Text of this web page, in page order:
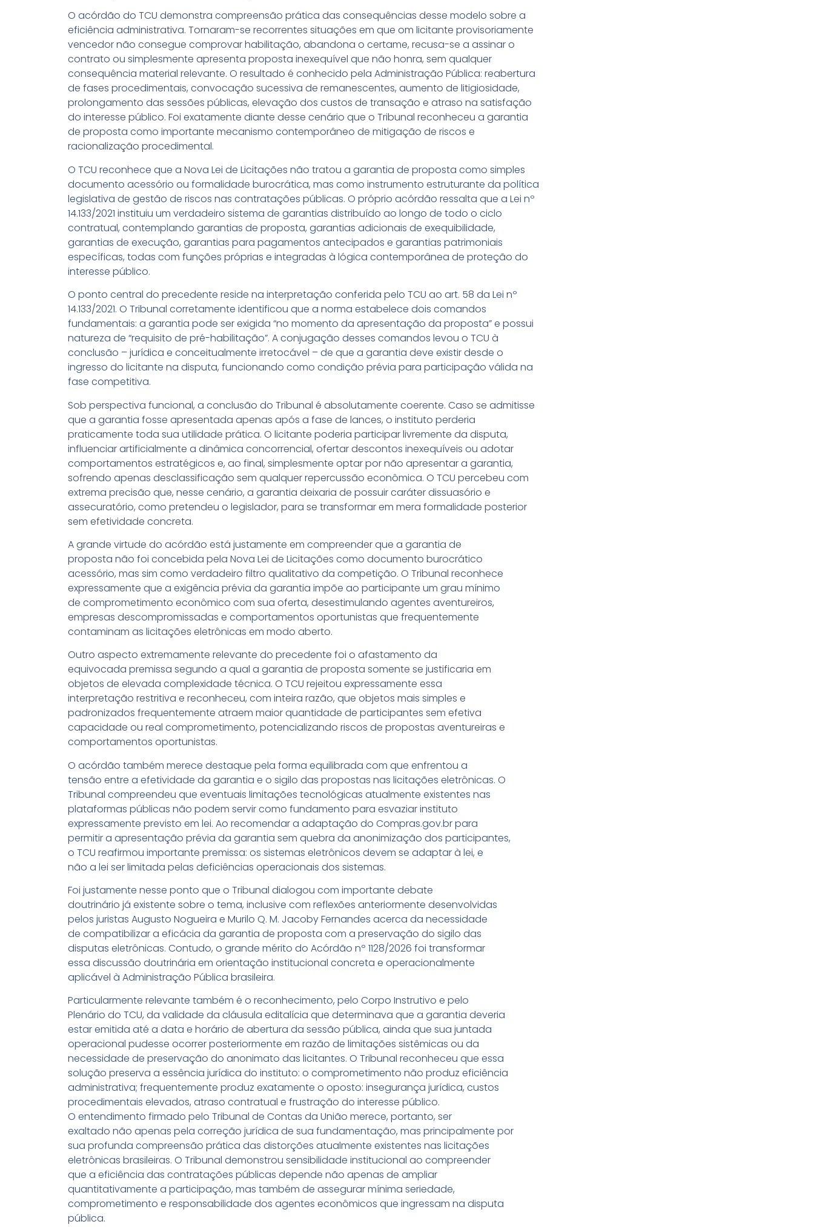
O acórdão do TCU demonstra compreensão prática das consequências desse modelo sobre a
eficiência administrativa. Tornaram-se recorrentes situações em que om licitante provisoriamente
vencedor não consegue comprovar habilitação, abandona o certame, recusa-se a assinar o
contrato ou simplesmente apresenta proposta inexequível que não honra, sem qualquer
consequência material relevante. O resultado é conhecido pela Administração Pública: reabertura
de fases procedimentais, convocação sucessiva de remanescentes, aumento de litigiosidade,
prolongamento das sessões públicas, elevação dos custos de transação e atraso na satisfação
do interesse público. Foi exatamente diante desse cenário que o Tribunal reconheceu a garantia
de proposta como importante mecanismo contemporâneo de mitigação de riscos e
racionalização procedimental.
O TCU reconhece que a Nova Lei de Licitações não tratou a garantia de proposta como simples
documento acessório ou formalidade burocrática, mas como instrumento estruturante da política
legislativa de gestão de riscos nas contratações públicas. O próprio acórdão ressalta que a Lei nº
14.133/2021 instituiu um verdadeiro sistema de garantias distribuído ao longo de todo o ciclo
contratual, contemplando garantias de proposta, garantias adicionais de exequibilidade,
garantias de execução, garantias para pagamentos antecipados e garantias patrimoniais
específicas, todas com funções próprias e integradas à lógica contemporânea de proteção do
interesse público.
O ponto central do precedente reside na interpretação conferida pelo TCU ao art. 58 da Lei nº
14.133/2021. O Tribunal corretamente identificou que a norma estabelece dois comandos
fundamentais: a garantia pode ser exigida “no momento da apresentação da proposta” e possui
natureza de “requisito de pré-habilitação”. A conjugação desses comandos levou o TCU à
conclusão – jurídica e conceitualmente irretocável – de que a garantia deve existir desde o
ingresso do licitante na disputa, funcionando como condição prévia para participação válida na
fase competitiva.
Sob perspectiva funcional, a conclusão do Tribunal é absolutamente coerente. Caso se admitisse
que a garantia fosse apresentada apenas após a fase de lances, o instituto perderia
praticamente toda sua utilidade prática. O licitante poderia participar livremente da disputa,
influenciar artificialmente a dinâmica concorrencial, ofertar descontos inexequíveis ou adotar
comportamentos estratégicos e, ao final, simplesmente optar por não apresentar a garantia,
sofrendo apenas desclassificação sem qualquer repercussão econômica. O TCU percebeu com
extrema precisão que, nesse cenário, a garantia deixaria de possuir caráter dissuasório e
assecuratório, como pretendeu o legislador, para se transformar em mera formalidade posterior
sem efetividade concreta.
A grande virtude do acórdão está justamente em compreender que a garantia de
proposta não foi concebida pela Nova Lei de Licitações como documento burocrático
acessório, mas sim como verdadeiro filtro qualitativo da competição. O Tribunal reconhece
expressamente que a exigência prévia da garantia impõe ao participante um grau mínimo
de comprometimento econômico com sua oferta, desestimulando agentes aventureiros,
empresas descompromissadas e comportamentos oportunistas que frequentemente
contaminam as licitações eletrônicas em modo aberto.
Outro aspecto extremamente relevante do precedente foi o afastamento da
equivocada premissa segundo a qual a garantia de proposta somente se justificaria em
objetos de elevada complexidade técnica. O TCU rejeitou expressamente essa
interpretação restritiva e reconheceu, com inteira razão, que objetos mais simples e
padronizados frequentemente atraem maior quantidade de participantes sem efetiva
capacidade ou real comprometimento, potencializando riscos de propostas aventureiras e
comportamentos oportunistas.
O acórdão também merece destaque pela forma equilibrada com que enfrentou a
tensão entre a efetividade da garantia e o sigilo das propostas nas licitações eletrônicas. O
Tribunal compreendeu que eventuais limitações tecnológicas atualmente existentes nas
plataformas públicas não podem servir como fundamento para esvaziar instituto
expressamente previsto em lei. Ao recomendar a adaptação do Compras.gov.br para
permitir a apresentação prévia da garantia sem quebra da anonimização dos participantes,
o TCU reafirmou importante premissa: os sistemas eletrônicos devem se adaptar à lei, e
não a lei ser limitada pelas deficiências operacionais dos sistemas.
Foi justamente nesse ponto que o Tribunal dialogou com importante debate
doutrinário já existente sobre o tema, inclusive com reflexões anteriormente desenvolvidas
pelos juristas Augusto Nogueira e Murilo Q. M. Jacoby Fernandes acerca da necessidade
de compatibilizar a eficácia da garantia de proposta com a preservação do sigilo das
disputas eletrônicas. Contudo, o grande mérito do Acórdão nº 1128/2026 foi transformar
essa discussão doutrinária em orientação institucional concreta e operacionalmente
aplicável à Administração Pública brasileira.
Particularmente relevante também é o reconhecimento, pelo Corpo Instrutivo e pelo
Plenário do TCU, da validade da cláusula editalícia que determinava que a garantia deveria
estar emitida até a data e horário de abertura da sessão pública, ainda que sua juntada
operacional pudesse ocorrer posteriormente em razão de limitações sistêmicas ou da
necessidade de preservação do anonimato das licitantes. O Tribunal reconheceu que essa
solução preserva a essência jurídica do instituto: o comprometimento não produz eficiência
administrativa; frequentemente produz exatamente o oposto: insegurança jurídica, custos
procedimentais elevados, atraso contratual e frustração do interesse público.
O entendimento firmado pelo Tribunal de Contas da União merece, portanto, ser
exaltado não apenas pela correção jurídica de sua fundamentação, mas principalmente por
sua profunda compreensão prática das distorções atualmente existentes nas licitações
eletrônicas brasileiras. O Tribunal demonstrou sensibilidade institucional ao compreender
que a eficiência das contratações públicas depende não apenas de ampliar
quantitativamente a participação, mas também de assegurar mínima seriedade,
comprometimento e responsabilidade dos agentes econômicos que ingressam na disputa
pública.